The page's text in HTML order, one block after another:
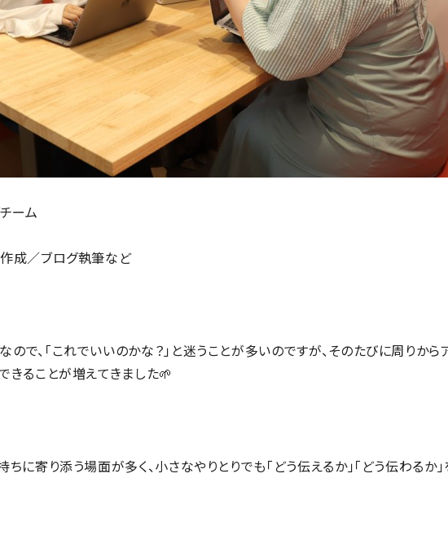
ーム
成／ブログ執筆など
で、「これでいいのかな？」と迷うことが多いのですが、そのたびに周りから
きることが増えてきました🌱
に寄り添う場面が多く、小さなやりとりでも「どう伝えるか」「どう伝わるか